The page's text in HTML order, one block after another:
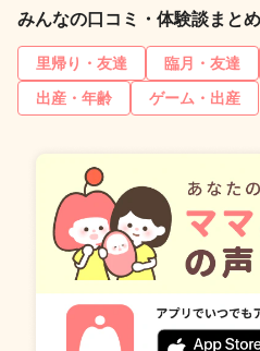
みんなの口コミ・体験談まと
里帰り・友達 臨月・友達
出産・年齢
ゲーム・出産